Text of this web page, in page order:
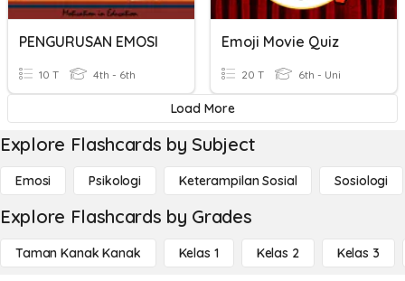
PENGURUSAN EMOSI
10 T 4th - 6th
Emoji Movie Quiz
20 T 6th - Uni
Load More
Explore Flashcards by Subject
Emosi Psikologi Keterampilan Sosial Sosiologi
Explore Flashcards by Grades
Taman Kanak Kanak Kelas 1 Kelas 2 Kelas 3